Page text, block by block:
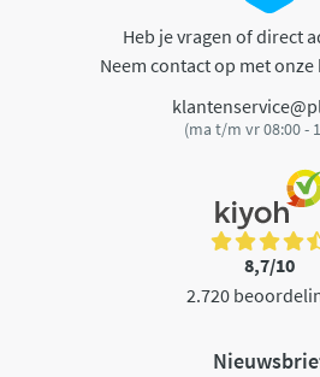
Heb je vragen of direct
Neem contact op met
(ma t/m vr 08:00 -
8,7/10
2.720